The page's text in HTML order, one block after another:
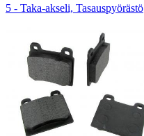
5 - Taka-akseli, Tasauspyörästö